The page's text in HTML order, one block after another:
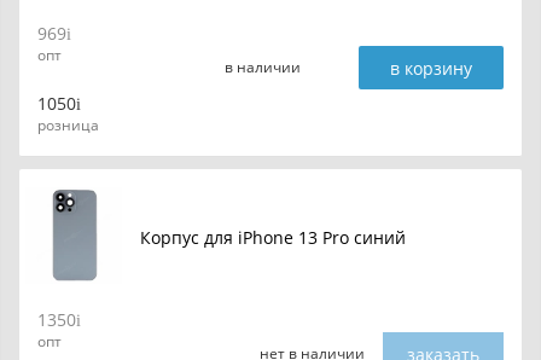
969
опт
1050
розница
в наличии в корзину
Корпус для iPhone 13 Pro синий
1350
опт
нет в наличии заказать